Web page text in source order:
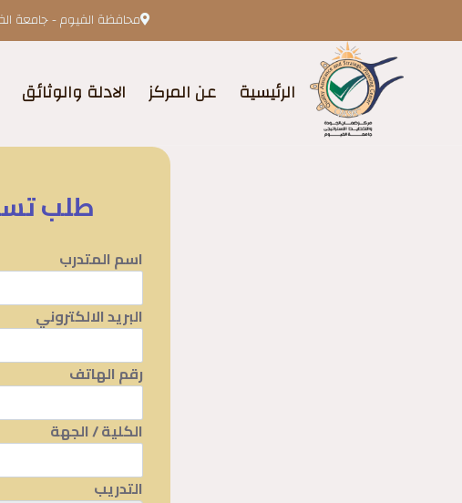
محافظة الفيوم - جامعة
الرئيسية عن المركز الادلة والوثائق
طلب
اسم المتدرب
البريد الالكتروني
رقم الهاتف
الكلية / الجهة
التدريب